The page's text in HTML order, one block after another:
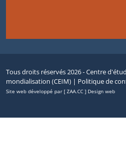
Tous droits réservés 2026 - Centre
mondialisation (CEIM) | Politique de
Site web développé par [ ZAA.CC ] Design web